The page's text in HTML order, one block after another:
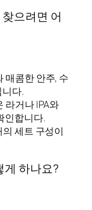
으려면 어
매콤한 안주, 수
다.
라거나 IPA와
인합니다.
세트 구성이
게 하나요?